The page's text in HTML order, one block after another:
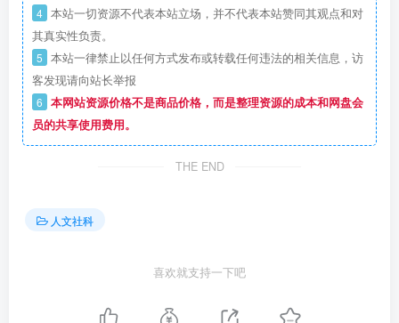
4 本站一切资源不代表本站立场，并不代表本站赞同其观点和对
其真实性负责。
5 本站一律禁止以任何方式发布或转载任何违法的相关信息，访
客发现请向站长举报
6 本网站资源价格不是商品价格，而是整理资源的成本和网盘会
员的共享使用费用。
THE END
人文社科
喜欢就支持一下吧